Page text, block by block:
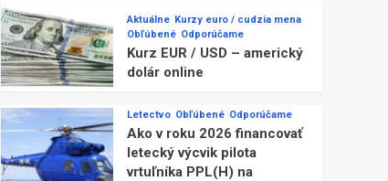
Aktuálne Kurzy euro / cudzia mena
Obľúbené Odporúčame
Kurz EUR / USD – americký
dolár online
Letectvo Obľúbené Odporúčame
Ako v roku 2026 financovať
letecký výcvik pilota
vrtuľníka PPL(H) na